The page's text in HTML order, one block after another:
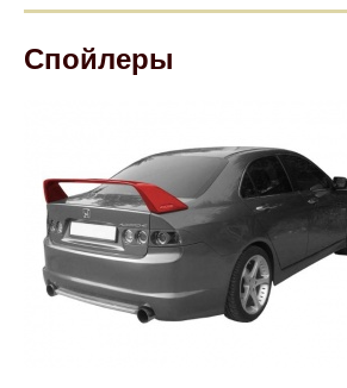
Спойлеры